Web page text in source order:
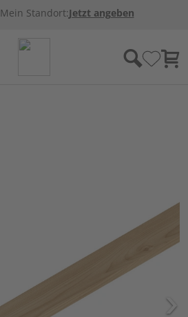
Mein Standort:Jetzt angeben